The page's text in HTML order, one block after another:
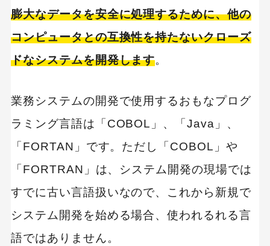
膨大なデータを安全に処理するために、他の
コンピュータとの互換性を持たないクローズ
ドなシステムを開発します。
業務システムの開発で使用するおもなプログ
ラミング言語は「COBOL」、「Java」、
「FORTAN」です。ただし「COBOL」や
「FORTRAN」は、システム開発の現場では
すでに古い言語扱いなので、これから新規で
システム開発を始める場合、使われるれる言
語ではありません。